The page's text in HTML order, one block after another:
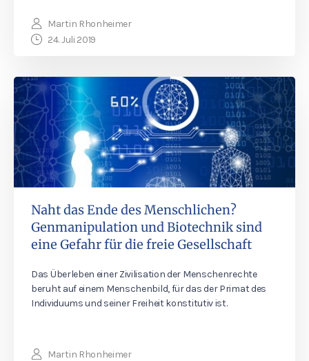
Martin Rhonheimer
24. Juli 2019
Naht das Ende des Menschlichen?
Genmanipulation und Biotechnik sind
eine Gefahr für die freie Gesellschaft
Das Überleben einer Zivilisation der Menschenrechte
beruht auf einem Menschenbild, für das der Primat des
Individuums und seiner Freiheit konstitutiv ist.
Martin Rhonheimer